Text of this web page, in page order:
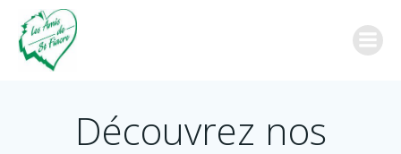
Découvrez nos